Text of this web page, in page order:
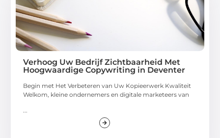
Verhoog Uw Bedrijf Zichtbaarheid Met
Hoogwaardige Copywriting in Deventer
Begin met Het Verbeteren van Uw Kopieerwerk Kwaliteit
Welkom, kleine ondernemers en digitale marketeers van
...